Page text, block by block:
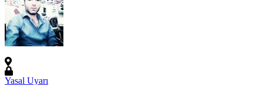
Yasal Uyarı